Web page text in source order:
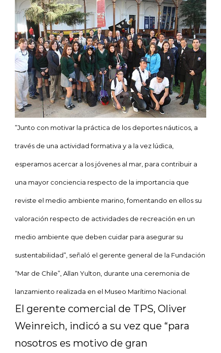
”Junto con motivar la práctica de los deportes náuticos, a
través de una actividad formativa y a la vez lúdica,
esperamos acercar a los jóvenes al mar, para contribuir a
una mayor conciencia respecto de la importancia que
reviste el medio ambiente marino, fomentando en ellos su
valoración respecto de actividades de recreación en un
medio ambiente que deben cuidar para asegurar su
sustentabilidad”, señaló el gerente general de la Fundación
“Mar de Chile”, Allan Yulton, durante una ceremonia de
lanzamiento realizada en el Museo Marítimo Nacional.
El gerente comercial de TPS, Oliver
Weinreich, indicó a su vez que “para
nosotros es motivo de gran